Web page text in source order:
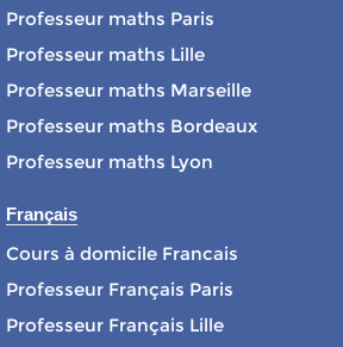
Professeur maths Paris
Professeur maths Lille
Professeur maths Marseille
Professeur maths Bordeaux
Professeur maths Lyon
Français
Cours à domicile Francais
Professeur Français Paris
Professeur Français Lille